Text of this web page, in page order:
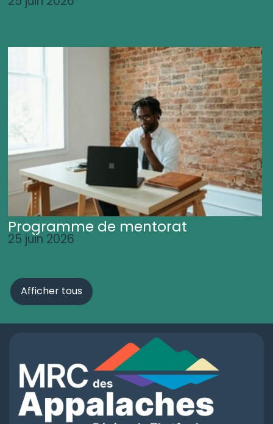
Programme de mentorat
25 juin 2026
Afficher tous